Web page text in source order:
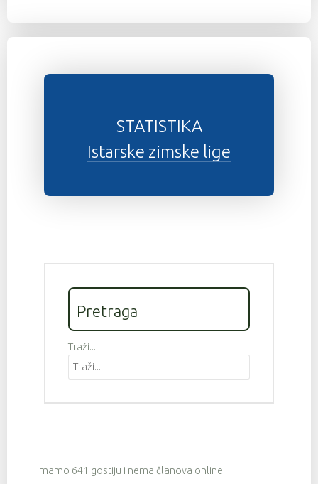
STATISTIKA
Istarske zimske lige
Pretraga
Traži...
Imamo 641 gostiju i nema članova online